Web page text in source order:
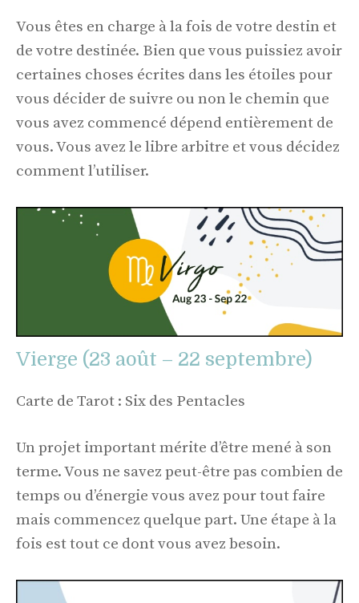
Vous êtes en charge à la fois de votre destin et
de votre destinée. Bien que vous puissiez avoir
certaines choses écrites dans les étoiles pour
vous décider de suivre ou non le chemin que
vous avez commencé dépend entièrement de
vous. Vous avez le libre arbitre et vous décidez
comment l’utiliser.
Vierge (23 août – 22 septembre)
Carte de Tarot : Six des Pentacles
Un projet important mérite d’être mené à son
terme. Vous ne savez peut-être pas combien de
temps ou d’énergie vous avez pour tout faire
mais commencez quelque part. Une étape à la
fois est tout ce dont vous avez besoin.